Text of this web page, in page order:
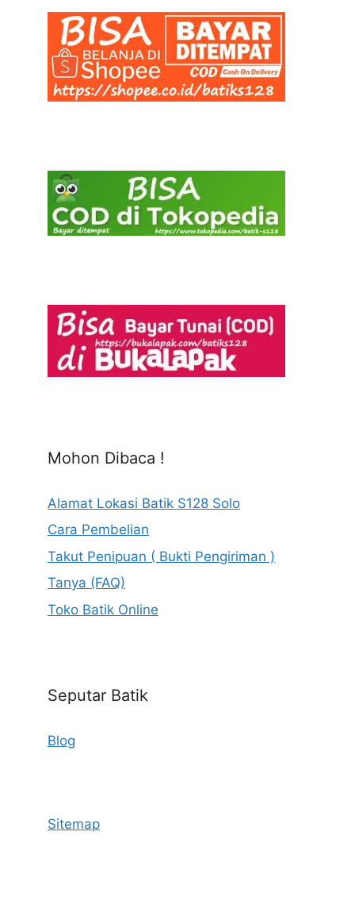
Mohon Dibaca !
Alamat Lokasi Batik S128 Solo
Cara Pembelian
Takut Penipuan ( Bukti Pengiriman )
Tanya (FAQ)
Toko Batik Online
Seputar Batik
Blog
Sitemap